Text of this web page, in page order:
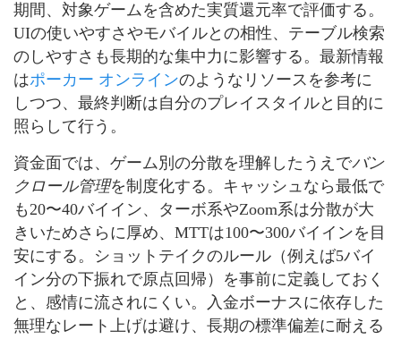
期間、対象ゲームを含めた実質還元率で評価する。
UIの使いやすさやモバイルとの相性、テーブル検索
のしやすさも長期的な集中力に影響する。最新情報
はポーカー オンラインのようなリソースを参考に
しつつ、最終判断は自分のプレイスタイルと目的に
照らして行う。
資金面では、ゲーム別の分散を理解したうえでバン
クロール管理を制度化する。キャッシュなら最低で
も20〜40バイイン、ターボ系やZoom系は分散が大
きいためさらに厚め、MTTは100〜300バイインを目
安にする。ショットテイクのルール（例えば5バイ
イン分の下振れで原点回帰）を事前に定義しておく
と、感情に流されにくい。入金ボーナスに依存した
無理なレート上げは避け、長期の標準偏差に耐える